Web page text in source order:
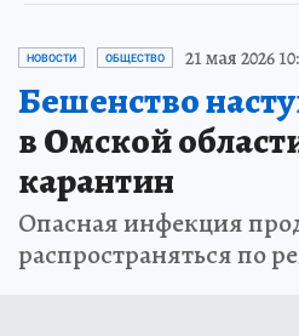
НОВОСТИ ОБЩЕСТВО 21 мая 2026
Бешенство
в Омской
карантин
Опасная инфекция
распространяться по